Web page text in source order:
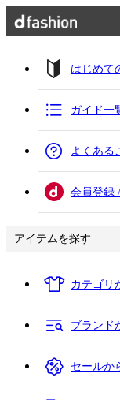
はじめて
ガイド一
よくある
会員登録
アイテムを探す
カテゴリ
ブランド
セールか